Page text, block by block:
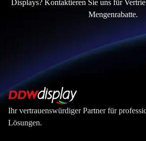
Displays? Kontaktieren Sie uns für
Mengenrabatte.
Ihr vertrauenswürdiger Partner für
Lösungen.